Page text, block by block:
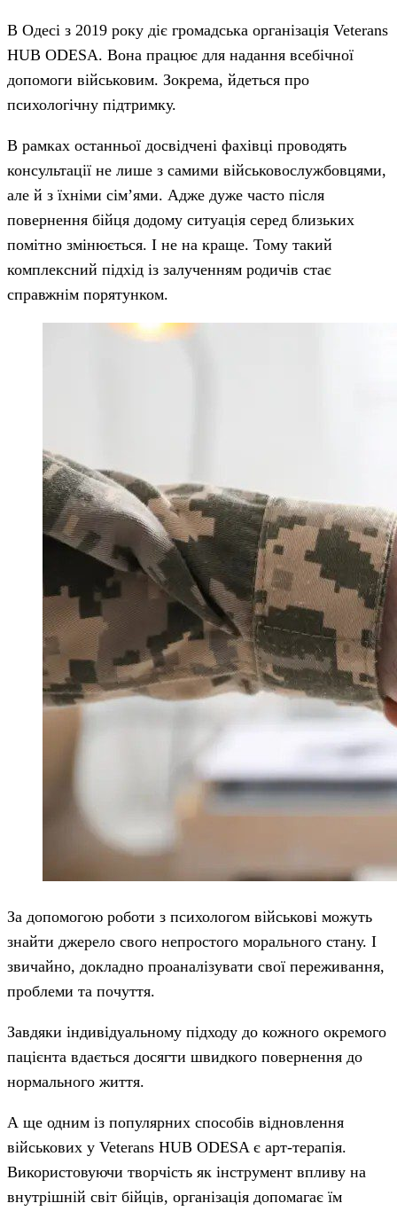
В Одесі з 2019 року діє громадська організація Veterans
HUB ODESA. Вона працює для надання всебічної
допомоги військовим. Зокрема, йдеться про
психологічну підтримку.
В рамках останньої досвідчені фахівці проводять
консультації не лише з самими військовослужбовцями,
але й з їхніми сім’ями. Адже дуже часто після
повернення бійця додому ситуація серед близьких
помітно змінюється. І не на краще. Тому такий
комплексний підхід із залученням родичів стає
справжнім порятунком.
За допомогою роботи з психологом військові можуть
знайти джерело свого непростого морального стану. І
звичайно, докладно проаналізувати свої переживання,
проблеми та почуття.
Завдяки індивідуальному підходу до кожного окремого
пацієнта вдається досягти швидкого повернення до
нормального життя.
А ще одним із популярних способів відновлення
військових у Veterans HUB ODESA є арт-терапія.
Використовуючи творчість як інструмент впливу на
внутрішній світ бійців, організація допомагає їм